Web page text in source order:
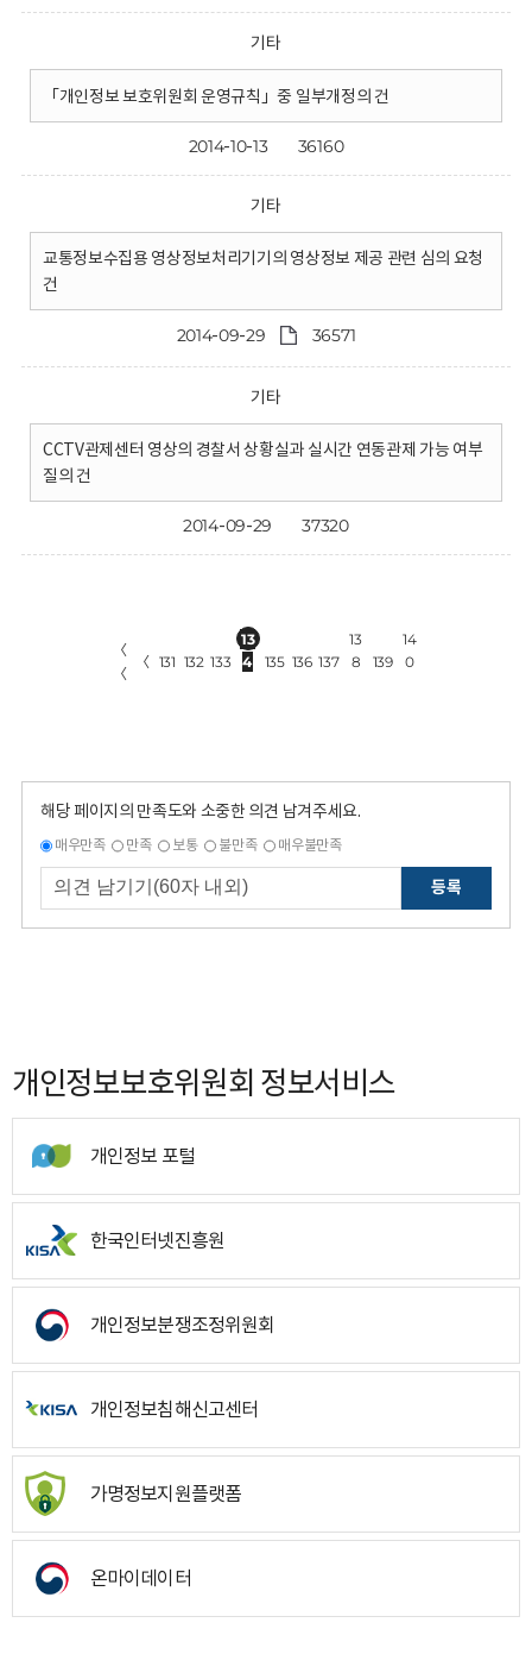
기타
「개인정보 보호위원회 운영규칙」중 일부개정의 건
2014-10-13 36160
기타
교통정보수집용 영상정보처리기기의 영상정보 제공 관련 심의 요청
건
2014-09-29 36571
기타
CCTV관제센터 영상의 경찰서 상황실과 실시간 연동관제 가능 여부
질의 건
2014-09-29 37320
〈
〈
〈 131 132 133
13
4
135 136 137
13
8
139
14
0
해당 페이지의 만족도와 소중한 의견 남겨주세요.
매우만족 만족 보통 불만족 매우불만족
등록
개인정보보호위원회 정보서비스
개인정보 포털
한국인터넷진흥원
개인정보분쟁조정위원회
개인정보침해신고센터
가명정보지원플랫폼
온마이데이터